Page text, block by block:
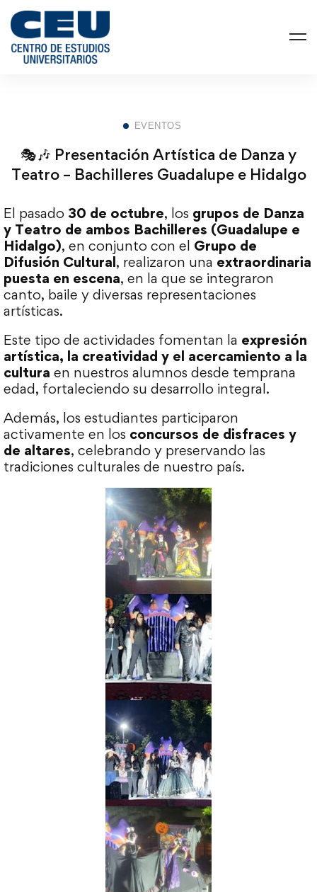
EVENTOS
🎭🎶 Presentación Artística de Danza y
Teatro – Bachilleres Guadalupe e Hidalgo
El pasado 30 de octubre, los grupos de Danza
y Teatro de ambos Bachilleres (Guadalupe e
Hidalgo), en conjunto con el Grupo de
Difusión Cultural, realizaron una extraordinaria
puesta en escena, en la que se integraron
canto, baile y diversas representaciones
artísticas.
Este tipo de actividades fomentan la expresión
artística, la creatividad y el acercamiento a la
cultura en nuestros alumnos desde temprana
edad, fortaleciendo su desarrollo integral.
Además, los estudiantes participaron
activamente en los concursos de disfraces y
de altares, celebrando y preservando las
tradiciones culturales de nuestro país.